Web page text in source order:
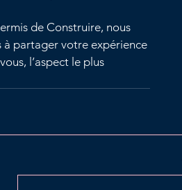
de Construire, nous
à partager votre expérience
l’aspect le plus